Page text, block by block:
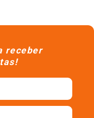
receber